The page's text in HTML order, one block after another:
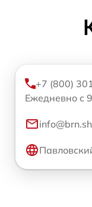
+7 (800)
Ежедневно с